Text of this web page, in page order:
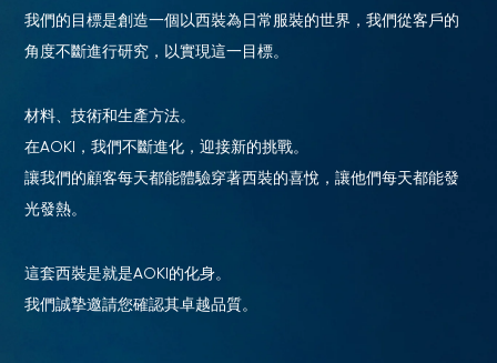
我們的目標是創造一個以西裝為日常服裝的世界，我們從客戶的
角度不斷進行研究，以實現這一目標。
材料、技術和生產方法。
在AOKI，我們不斷進化，迎接新的挑戰。
讓我們的顧客每天都能體驗穿著西裝的喜悅，讓他們每天都能發
光發熱。
這套西裝是就是AOKI的化身。
我們誠摯邀請您確認其卓越品質。
您的購物車目前是空的。